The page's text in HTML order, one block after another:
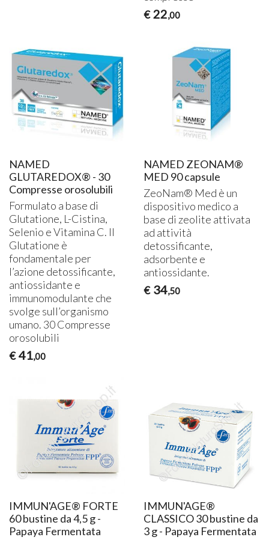
€ 22,00
NAMED
GLUTAREDOX® - 30
Compresse orosolubili
Formulato a base di
Glutatione, L-Cistina,
Selenio e Vitamina C. Il
Glutatione è
fondamentale per
l’azione detossificante,
antiossidante e
immunomodulante che
svolge sull’organismo
umano. 30 Compresse
orosolubili
€ 41,00
NAMED ZEONAM®
MED 90 capsule
ZeoNam® Med è un
dispositivo medico a
base di zeolite attivata
ad attività
detossificante,
adsorbente e
antiossidante.
€ 34,50
IMMUN'AGE® FORTE
60 bustine da 4,5 g -
Papaya Fermentata
IMMUN'AGE®
CLASSICO 30 bustine da
3 g - Papaya Fermentata